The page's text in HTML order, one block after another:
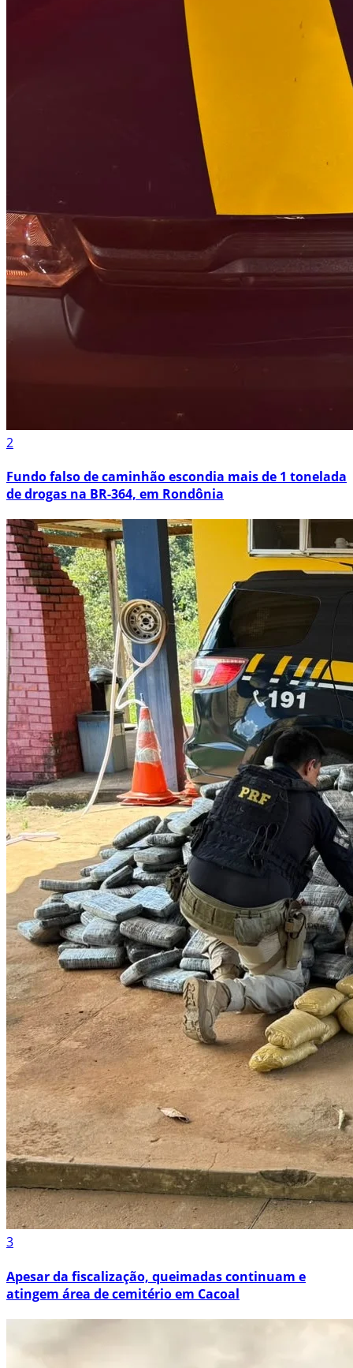
2
Fundo falso de caminhão escondia mais de 1 tonelada
de drogas na BR-364, em Rondônia
3
Apesar da fiscalização, queimadas continuam e
atingem área de cemitério em Cacoal